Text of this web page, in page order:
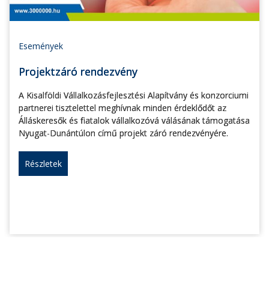
Események
Projektzáró rendezvény
A Kisalföldi Vállalkozásfejlesztési Alapítvány és konzorciumi
partnerei tisztelettel meghívnak minden érdeklődőt az
Álláskeresők és fiatalok vállalkozóvá válásának támogatása
Nyugat-Dunántúlon című projekt záró rendezvényére.
Részletek